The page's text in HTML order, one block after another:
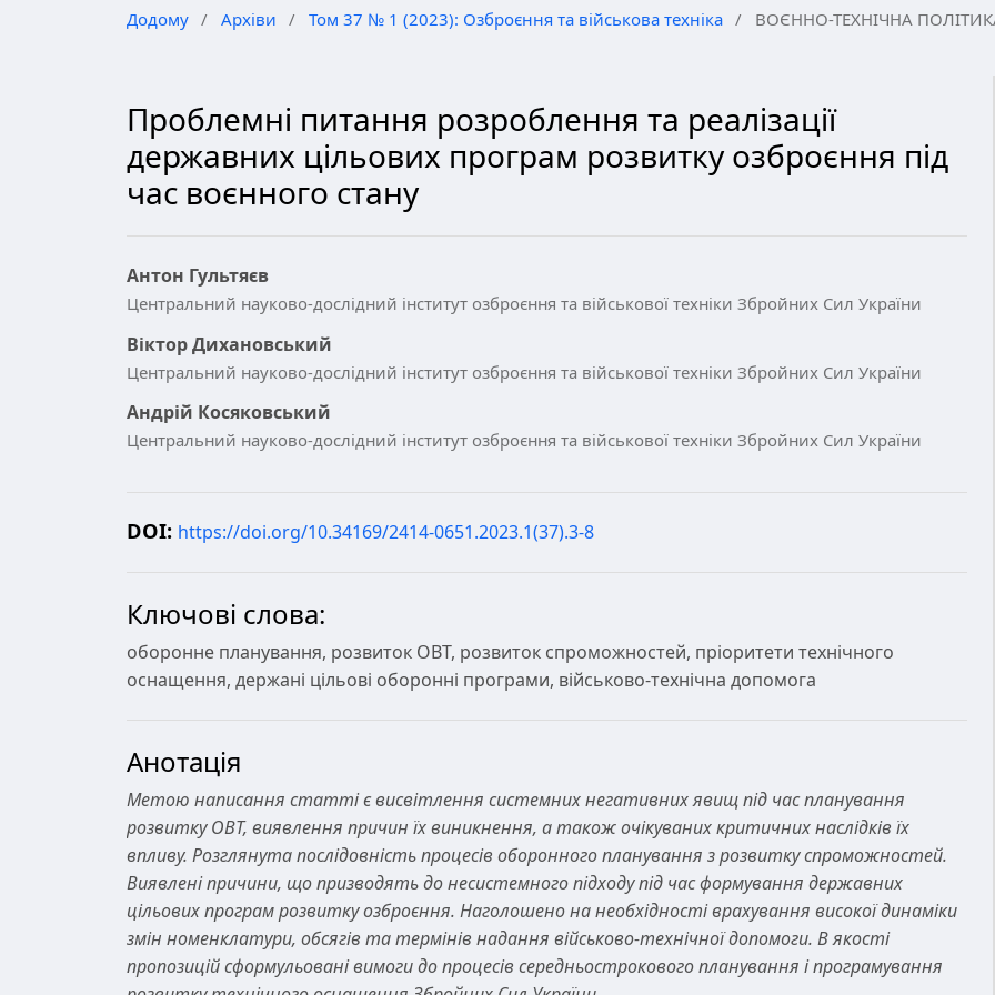
Додому / Архіви / Том 37 № 1 (2023): Озброєння та військова техніка / ВОЄННО-ТЕХНІЧНА
Проблемні питання розроблення та реалізації
державних цільових програм розвитку озброєння під
час воєнного стану
Антон Гультяєв
Центральний науково-дослідний інститут озброєння та військової техніки Збройних Сил України
Віктор Дихановський
Центральний науково-дослідний інститут озброєння та військової техніки Збройних Сил України
Андрій Косяковський
Центральний науково-дослідний інститут озброєння та військової техніки Збройних Сил України
DOI: https://doi.org/10.34169/2414-0651.2023.1(37).3-8
Ключові слова:
оборонне планування, розвиток ОВТ, розвиток спроможностей, пріоритети технічного
оснащення, держані цільові оборонні програми, військово-технічна допомога
Анотація
Метою написання статті є висвітлення системних негативних явищ під час планування
розвитку ОВТ, виявлення причин їх виникнення, а також очікуваних критичних наслідків їх
впливу. Розглянута послідовність процесів оборонного планування з розвитку спроможностей.
Виявлені причини, що призводять до несистемного підходу під час формування державних
цільових програм розвитку озброєння. Наголошено на необхідності врахування високої динаміки
змін номенклатури, обсягів та термінів надання військово-технічної допомоги. В якості
пропозицій сформульовані вимоги до процесів середньострокового планування і програмування